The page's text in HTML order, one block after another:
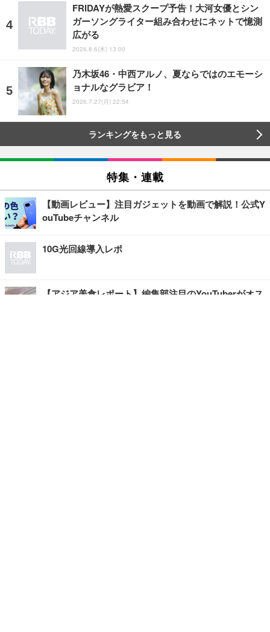
FRIDAYが熱愛スクープ予告！大河女優とシン
ガーソングライター組み合わせにネットで憶測
広がる
2026.8.6(木) 13:00
乃木坂46・中西アルノ、夏ならではのエモーシ
ョナルなグラビア！
2026.7.27(月) 22:54
ランキングをもっと見る
特集・連載
【動画レビュー】注目ガジェットを動画で解説！公式Y
ouTubeチャンネル
10G光回線導入レポ
【アジア美食レポート】編集部注目のYouTuberがオス